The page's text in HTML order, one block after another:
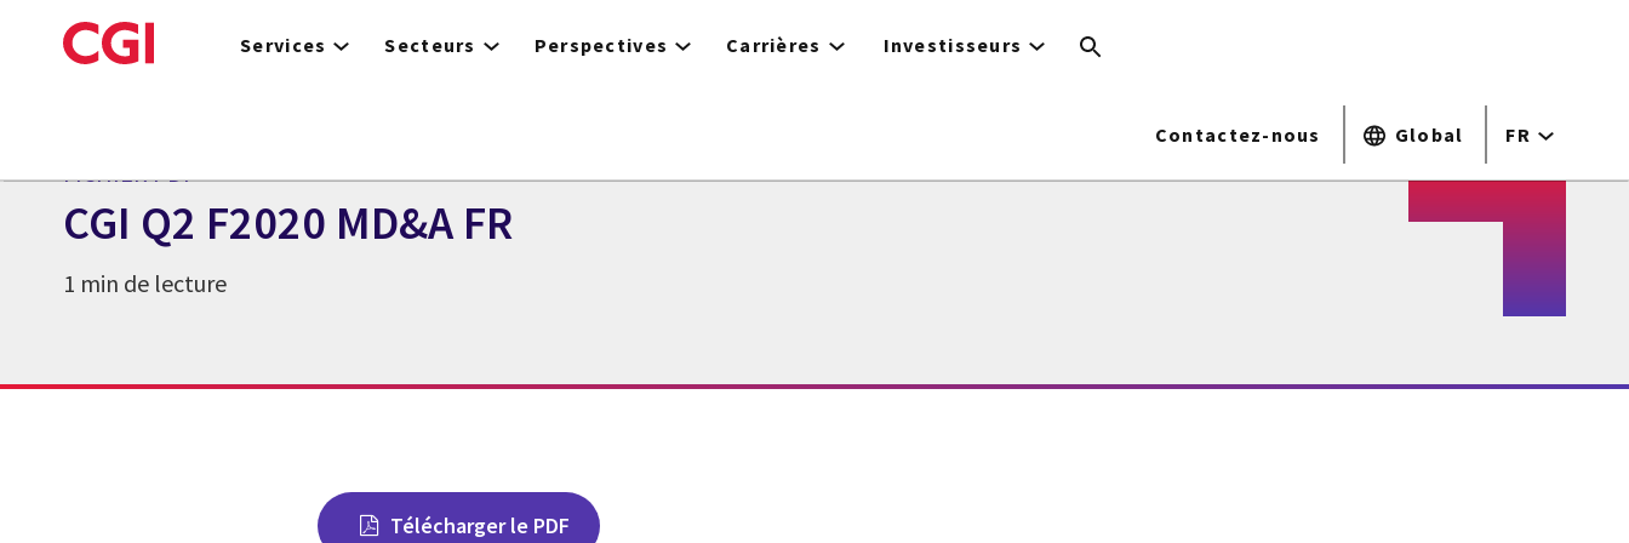
to
Services Secteurs Perspectives Carrières Investisseurs
Contactez-nous Global FR
FICHIER PDF
CGI Q2 F2020 MD&A FR
1 min de lecture
Télécharger le PDF